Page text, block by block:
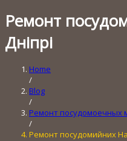
Ремонт
Дніпрі
Home
/
Blog
/
Ремонт посудомоечных
/
Ремонт посудомийних